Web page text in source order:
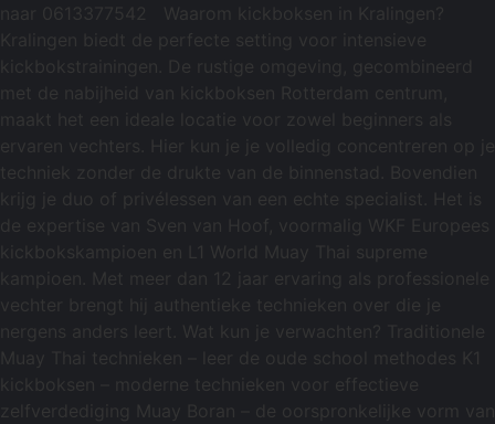
naar 0613377542 Waarom kickboksen in Kralingen?
Kralingen biedt de perfecte setting voor intensieve
kickbokstrainingen. De rustige omgeving, gecombineerd
met de nabijheid van kickboksen Rotterdam centrum,
maakt het een ideale locatie voor zowel beginners als
ervaren vechters. Hier kun je je volledig concentreren op je
techniek zonder de drukte van de binnenstad. Bovendien
krijg je duo of privélessen van een echte specialist. Het is
de expertise van Sven van Hoof, voormalig WKF Europees
kickbokskampioen en L1 World Muay Thai supreme
kampioen. Met meer dan 12 jaar ervaring als professionele
vechter brengt hij authentieke technieken over die je
nergens anders leert. Wat kun je verwachten? Traditionele
Muay Thai technieken – leer de oude school methodes K1
kickboksen – moderne technieken voor effectieve
zelfverdediging Muay Boran – de oorspronkelijke vorm van